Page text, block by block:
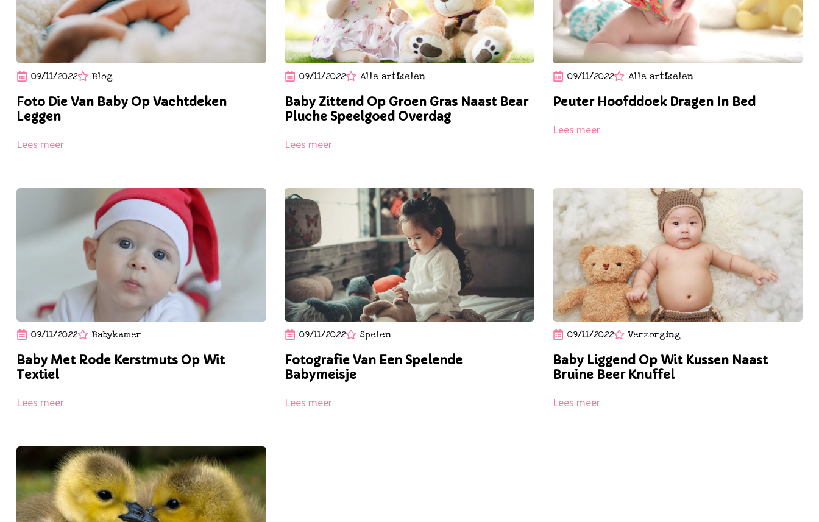
09/11/2022 Blog
Foto Die Van Baby Op Vachtdeken
Leggen
Lees meer
09/11/2022 Alle artikelen
Baby Zittend Op Groen Gras Naast Bear
Pluche Speelgoed Overdag
Lees meer
09/11/2022 Alle artikelen
Peuter Hoofddoek Dragen In Bed
Lees meer
09/11/2022 Babykamer
Baby Met Rode Kerstmuts Op Wit
Textiel
Lees meer
09/11/2022 Spelen
Fotografie Van Een Spelende
Babymeisje
Lees meer
09/11/2022 Verzorging
Baby Liggend Op Wit Kussen Naast
Bruine Beer Knuffel
Lees meer